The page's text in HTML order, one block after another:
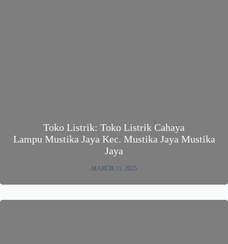
Toko Listrik: Toko Listrik Cahaya
Lampu Mustika Jaya Kec. Mustika Jaya Mustika
Jaya
MARCH 11, 2025